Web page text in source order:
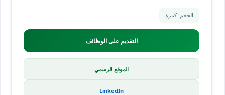
الحجم: كبيرة
التقديم على الوظائف
الموقع الرسمي
LinkedIn